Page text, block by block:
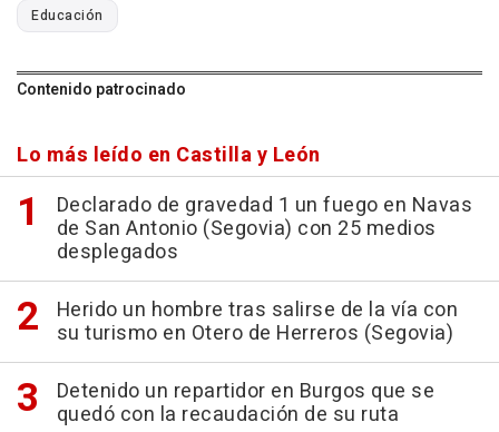
Educación
Contenido patrocinado
Lo más leído en Castilla y León
Declarado de gravedad 1 un fuego en Navas
de San Antonio (Segovia) con 25 medios
desplegados
Herido un hombre tras salirse de la vía con
su turismo en Otero de Herreros (Segovia)
Detenido un repartidor en Burgos que se
quedó con la recaudación de su ruta